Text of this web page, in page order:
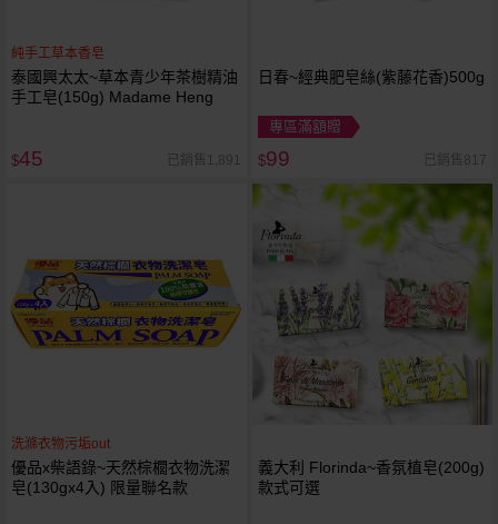
純手工草本香皂
泰國興太太~草本青少年茶樹精油
手工皂(150g) Madame Heng
$45 已銷售1,891
日春~經典肥皂絲(紫藤花香)500g
專區滿額贈
$99 已銷售817
洗滌衣物污垢out
優品x柴語錄~天然棕櫚衣物洗潔
皂(130gx4入) 限量聯名款
義大利 Florinda~香氛植皂(200g)
款式可選